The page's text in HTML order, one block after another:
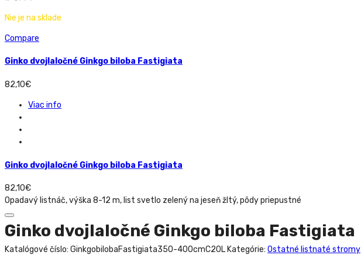
Nie je na sklade
Compare
Ginko dvojlaločné Ginkgo biloba Fastigiata
82,10€
Viac info
Ginko dvojlaločné Ginkgo biloba Fastigiata
82,10€
Opadavý listnáč, výška 8-12 m, list svetlo zelený na jeseň žltý, pôdy priepustné
Ginko dvojlaločné Ginkgo biloba Fastigiata
Katalógové číslo: GinkgobilobaFastigiata350-400cmC20L Kategórie: Ostatné listnaté stromy